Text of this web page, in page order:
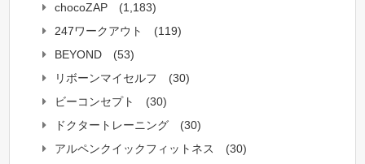
chocoZAP
(1,183)
247ワークアウト
(119)
BEYOND
(53)
リボーンマイセルフ
(30)
ビーコンセプト
(30)
ドクタートレーニング
(30)
アルペンクイックフィットネス
(30)